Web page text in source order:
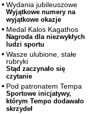
Wydania jubileuszowe
Wyjątkowe numery na
wyjątkowe okazje
Medal Kalos Kagathos
Nagroda dla niezwykłych
ludzi sportu
Wasze ulubione, stałe
rubryki
Stąd zaczynało się
czytanie
Pod patronatem Tempa
Sportowe inicjatywy,
którym Tempo dodawało
skrzydeł